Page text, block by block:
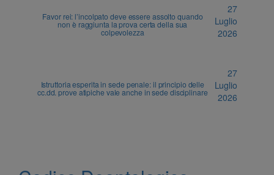
Favor rei: l’incolpato deve essere assolto quando
non è raggiunta la prova certa della sua
colpevolezza
27
Luglio
2026
Istruttoria esperita in sede penale: il principio delle
cc.dd. prove atipiche vale anche in sede disciplinare
27
Luglio
2026